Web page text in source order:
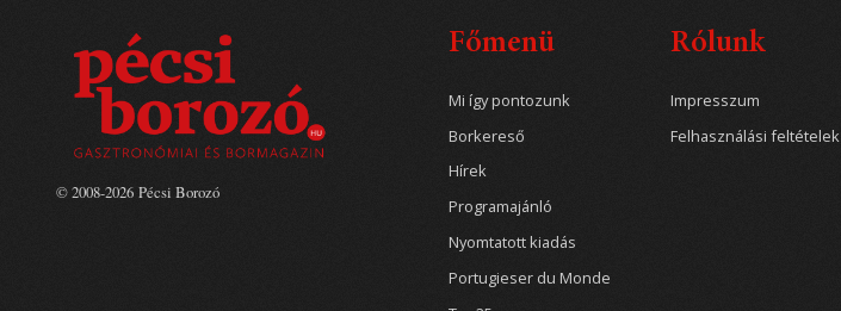
Főmenü
Mi így pontozunk
Borkereső
Hírek
Programajánló
Nyomtatott kiadás
Portugieser du Monde
Rólunk
Impresszum
Felhasználási feltételek
© 2008-2026 Pécsi Borozó